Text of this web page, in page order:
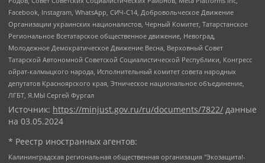
Facebook, Instagram, WhatsApp, СИЧ-С14, Добровольческое Движение
Организации украинских националистов, Черный Комитет, Татарстанское
Региональное Всетатарское общественное движение, Невоград,
Молодежное Демократическое Движение Весна, Верховный Совет
Татарской Автономной Советской Социалистической Республики, Конгресс
ойрат-калмыцкого народа, Исполнительный комитет совета народных
депутатов Красноярского края, Этническое национальное объединение,
ЛГБТ, Я.МЫ Сергей Фургал
Источник: https://minjust.gov.ru/ru/documents/7822/ данные
на 03.05.2024
* Реестр иностранных агентов:
Калининградская региональная общественная организация "Экозащита!-Женсовет", Фонд содействия защите прав и свобод граждан "Общественный вердикт", Фонд "Институт Развития Свободы Информации", Частное учреждение "Информационное агентство МЕМО. РУ", Региональная общественная организация "Общественная комиссия по сохранению наследия академика Сахарова", Фонд поддержки свободы прессы, Санкт-Петербургская общественная правозащитная организация "Гражданский контроль", Межрегиональная общественная организация "Информационно-просветительский центр "Мемориал", Региональный Фонд "Центр Защиты Прав Средств Массовой Информации", с 05.12.2023 Фонд "Центр Защиты Прав Средств массовой информации", Региональная общественная благотворительная организация помощи беженцам и мигрантам "Гражданское содействие", Негосударственное образовательное учреждение дополнительного профессионального образования (повышение квалификации) специалистов "АКАДЕМИЯ ПО ПРАВАМ ЧЕЛОВЕКА", Свердловская региональная общественная организация "Сутяжник", Автономная некоммерческая организация "Центр независимых социологических исследований", Союз общественных объединений "Российский исследовательский центр по правам человека", Региональное общественное учреждение научно-информационный центр "МЕМОРИАЛ", Некоммерческая организация "Фонд защиты гласности", Автономная некоммерческая организация "Институт прав человека", Городская общественная организация "Екатеринбургское общество "МЕМОРИАЛ", Городская общественная организация "Рязанское историко-просветительское и правозащитное общество "Мемориал" (Рязанский Мемориал), Челябинский региональный орган общественной самодеятельности – женское общественное объединение "Женщины Евразии", Челябинский региональный орган общественной самодеятельности "Уральская правозащитная группа", Фонд содействия защите здоровья и социальной справедливости имени Андрея Рылькова, Автономная Некоммерческая Организация "Аналитический Центр Юрия Левады", Автономная некоммерческая организация социальной поддержки населения "Проект Апрель", Региональная общественная организация помощи женщинам и детям, находящимся в кризисной ситуации "Информационно-методический центр "Анна", Фонд содействия развитию массовых коммуникаций и правовому просвещению "Так-так-Так", Фонд содействия устойчивому развитию "Серебряная тайга", Свердловский региональный общественный фонд социальных проектов "Новое время", "Idel.Реалии", Кавказ.Реалии, Крым.Реалии, Телеканал Настоящее Время, Татаро-башкирская служба Радио Свобода (Azatliq Radiosi), Радио Свободная Европа/Радио Свобода (PCE/PC), "Сибирь.Реалии", "Фактограф", Благотворительный фонд помощи осужденным и их семьям, Автономная некоммерческая организация "Институт глобализации и социальных движений", Фонд "В защиту прав заключенных", Частное учреждение "Центр поддержки и содействия развитию средств массовой информации", Пензенский региональный общественный благотворительный фонд "Гражданский союз", "Север.Реалии", Некоммерческая организация Фонд "Правовая инициатива", Общество с ограниченной ответственностью "Радио Свободная Европа/Радио Свобода", Чешское информационное агентство "MEDIUM-ORIENT", Красноярская региональная общественная организация "Мы против СПИДа", Камалягин Денис Николаевич, Маркелов Сергей Евгеньевич, Пономарев Лев Александрович, Савицкая Людмила Алексеевна, Автономная некоммерческая организация "Центр по работе с проблемой насилия "НАСИЛИЮ.НЕТ", Межрегиональный профессиональный союз работников здравоохранения "Альянс врачей", Юридическое лицо, зарегистрированное в Латвийской Республике, SIA "Medusa Project" (регистрационный номер 40103797863, дата регистрации 10.06.2014), Некоммерческая организация "Фонд по борьбе с коррупцией", Автономная некоммерческая организация "Институт права и публичной политики", Баданин Роман Сергеевич, Гликин Максим Александрович, Железнова Мария Михайловна, Лукьянова Юлия Сергеевна, Маетная Елизавета Витальевна, Маняхин Петр Борисович, Чуракова Ольга Владимировна, Ярош Юлия Петровна, Юридическое лицо "The Insider SIA", зарегистрированное в Риге, Латвийская Республика (дата регистрации 26.06.2015), являющееся администратором доменного имени интернет-издания "The Insider SIA", https://theins.ru, Постернак Алексей Евгеньевич, Рубин Михаил Аркадьевич, Анин Роман Александрович, Юридическое лицо Istories fonds, зарегистрированное в Латвийской Республике (регистрационный номер 50008295751, дата регистрации 24.02.2020), Великовский Дмитрий Александрович, Долинина Ирина Николаевна, Мароховская Алеся Алексеевна, Шлейнов Роман Юрьевич, Шмагун Олеся Валентиновна, Общество с ограниченной ответственностью "Альтаир 2021", Общество с ограниченной ответственностью "Вега 2021", Общество с ограниченной ответственностью "Главный редактор 2021", Общество с ограниченной ответственностью "Ромашки монолит", Важенков Артем Валерьевич, Ивановская областная общественная организация "Центр гендерных исследований", Гурман Юрий Альбертович, Медиапроект "ОВД-Инфо", Егоров Владимир Владимирович, Жилинский Владимир Александрович, Общество с ограниченной ответственностью "ЗП", Иванова София Юрьевна, Карезина Инна Павловна, Кильтау Екатерина Викторовна, Петров Алексей Викторович, Пискунов Сергей Евгеньевич, Смирнов Сергей Сергеевич, Тихонов Михаил Сергеевич, Общество с ограниченной ответственностью "ЖУРНАЛИСТ-ИНОСТРАННЫЙ АГЕНТ", Арапова Галина Юрьевна, Вольтская Татьяна Анатольевна, Американская компания "Mason G.E.S. Anonymous Foundation" (США), являющаяся владельцем интернет-издания https://mnews.world/, Компания "Stichting Bellingcat", зарегистрированная в Нидерландах (дата регистрации 11.07.2018), Захаров Андрей Вячеславович, Клепиковская Екатерина Дмитриевна, Общество с ограниченной ответственностью "МЕМО", Перл Роман Александрович, Симонов Евгений Алексеевич, Соловьева Елена Анатольевна, Сотников Даниил Владимирович, Сурначева Елизавета Дмитриевна, Автономная некоммерческая организация по защите прав человека и информированию населения "Якутия – Наше Мнение", Общество с ограниченной ответственностью "Москоу диджитал медиа", с 26.01.2023 Общество с ограниченной ответственностью "Чайка Белые сады", Ветошкина Валерия Валерьевна, Заговора Максим Александрович, Межрегиональное общественное движение "Российская ЛГБТ - сеть", Оленичев Максим Владимирович, Павлов Иван Юрьевич, Скворцова Елена Сергеевна, Общество с ограниченной ответственностью "Как бы инагент", Кочетков Игорь Викторович, Общество с ограниченной ответственностью "Честные выборы", Еланчик Олег Александрович, Общество с ограниченной ответственностью "Нобелевский призыв", Гималова Регина Эмилевна, Григорьев Андрей Валерьевич, Григорьева Алина Александровна, Ассоциация по содействию защите прав призывников, альтернативнослужащих и военнослужащих "Правозащитная группа "Гражданин.Армия.Право", Хисамова Регина Фаритовна, Автономная некоммерческая организация по реализации социально-правовых программ "Лилит", Дальневосточное общественное движение "Маяк", Санкт-Петербургская ЛГБТ-инициативная группа "Выход", Инициативная группа ЛГБТ+ "Реверс", Алексеев Андрей Викторович, Бекбулатова Таисия Львовна, Беляев Иван Михайлович, Владыкина Елена Сергеевна, Гельман Марат Александрович, Никульшина Вероника Юрьевна, Толоконникова Надежда Андреевна, Шендерович Виктор Анатольевич, Общество с ограниченной ответственностью "Данное сообщение", Общество с ограниченной ответственностью Издательский дом "Новая глава", Айнбиндер Александра Александровна, Московский комьюнити-центр для ЛГБТ+инициатив, Благотворительный фонд развития филантропии, Deutsche Welle (Германия, Kurt-Schumacher-Strasse 3, 53113 Bonn), Борзунова Мария Михайловна, Воробьев Виктор Викторович, Голубева Анна Львовна, Константинова Алла Михайловна, Малкова Ирина Владимировна, Мурадов Мурад Абдулгалимович, Осетинская Елизавета Николаевна, Понасенков Евгений Николаевич, Ганапольский Матвей Юрьевич, Киселев Евгений Алексеевич, Борухович Ирина Григорьевна, Дремин Иван Тимофеевич, Дубровский Дмитрий Викторович, Красноярская региональная общественная организация поддержки и развития альтернативных образовательных технологий и межкультурных коммуникаций "ИНТЕРРА", Маяковская Екатерина Алексеевна, Фейгин Марк Захарович, Филимонов Андрей Викторович, Дзугкоева Регина Николаевна, Доброхотов Роман Александрович, Дудь Юрий Александрович, Елкин Сергей Владимирович, Кругликов Кирилл Игоревич, Сабунаева Мария Леонидовна, Семенов Алексей Владимирович, Шаинян Карен Багратович, Шульман Екатерина Михайловна, Асафьев Артур Валерьевич, Вахштайн Виктор Семенович, Венедиктов Алексей Алексеевич, Лушникова Екатерина Евгеньевна, Волков Леонид Михайлович, Невзоров Александр Глебович, Пархоменко Сергей Борисович, Сироткин Ярослав Николаевич, Кара-Мурза Владимир Владимирович, Баранова Наталья Владимировна, Гозман Леонид Яковлевич, Кагарлицкий Борис Юльевич, Климарев Михаил Валерьевич, Милов Владимир Станиславович, Автономная некоммерческая организация Краснодарский центр современного искусства "Типография", Моргенштерн Алишер Тагирович, Соболь Любовь Эдуардовна, Общество с ограниченной ответственностью "ЛИЗА НОРМ", Каспаров Гарри Кимович, Ходорковский Михаил Борисович, Общество с ограниченной ответственностью "Апрельские тезисы", Данилович Ирина Брониславовна, Кашин Олег Владимирович, Петров Николай Владимирович, Пивоваров Алексей Владимирович, Соколов Михаил Владимирович, Цветкова Юлия Владимировна, Чичваркин Евгений Александрович, Комитет против пыток/Команда против пыток, Общество с ограниченной ответственностью "Первый научный", Общество с ограниченной ответственностью "Вертолет и ко", Белоцерковская Вероника Борисовна, Кац Максим Евгеньевич, Лазарева Татьяна Юрьевна, Шаведдинов Руслан Табризович, Яшин Илья Валерьевич, Общество с ограниченной ответственностью "Иноагент ААВ", Алешковский Дмитрий Петрович, Альбац Евгения Марковна, Быков Дмитрий Львович, Галямина Юлия Евгеньевна, Лойко Сергей Леонидович, Мартынов Кирилл Константинович, Медведев Сергей Александрович, Крашенинников Федор Геннадиевич, Гордеева Катерина Вл